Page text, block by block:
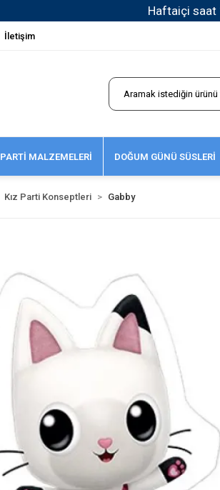
İletişim
PARTİ MALZEMELERİ DOĞUM GÜNÜ SÜSLERİ
Kız Parti Konseptleri Gabby